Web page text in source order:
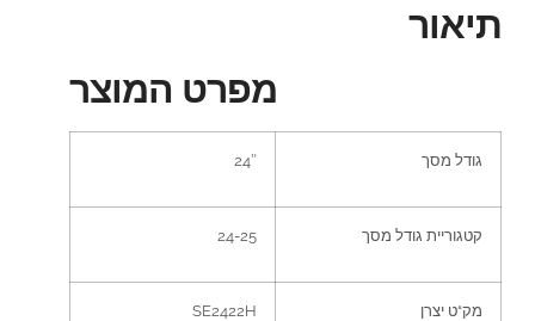
תיאור
מפרט המוצר
גודל מסך 24″
קטגוריית גודל מסך 24-25
מק“ט יצרן SE2422H